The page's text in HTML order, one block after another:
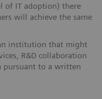
of IT adoption) there
will achieve the same
institution that might
R&D collaboration
pursuant to a written